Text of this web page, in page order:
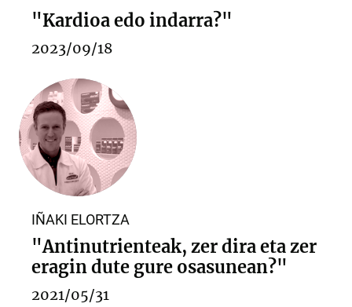
"Kardioa edo indarra?"
2023/09/18
IÑAKI ELORTZA
"Antinutrienteak, zer dira eta zer
eragin dute gure osasunean?"
2021/05/31